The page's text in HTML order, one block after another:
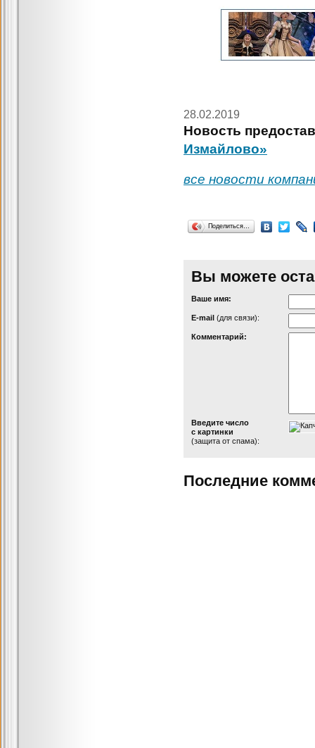
28.02.2019
Новость
Измайлово»
все новости
Поделиться…
Вы можете
Ваше имя:
Е-mail (для связи):
Комментарий:
Введите число
с картинки
(защита от спама):
Последние